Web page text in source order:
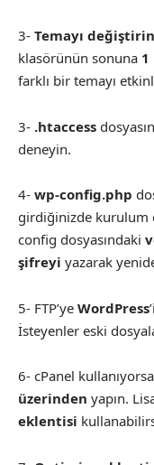
3- Temayı
klasörünün sonuna 1
farklı bir temayı
3- .htaccess
deneyin.
4- wp-config.php
girdiğinizde kurulum
config dosyasındaki
şifreyi yazarak
5- FTP’ye WordPress
İsteyenler eski
6- cPanel
üzerinden yapın.
eklentisi